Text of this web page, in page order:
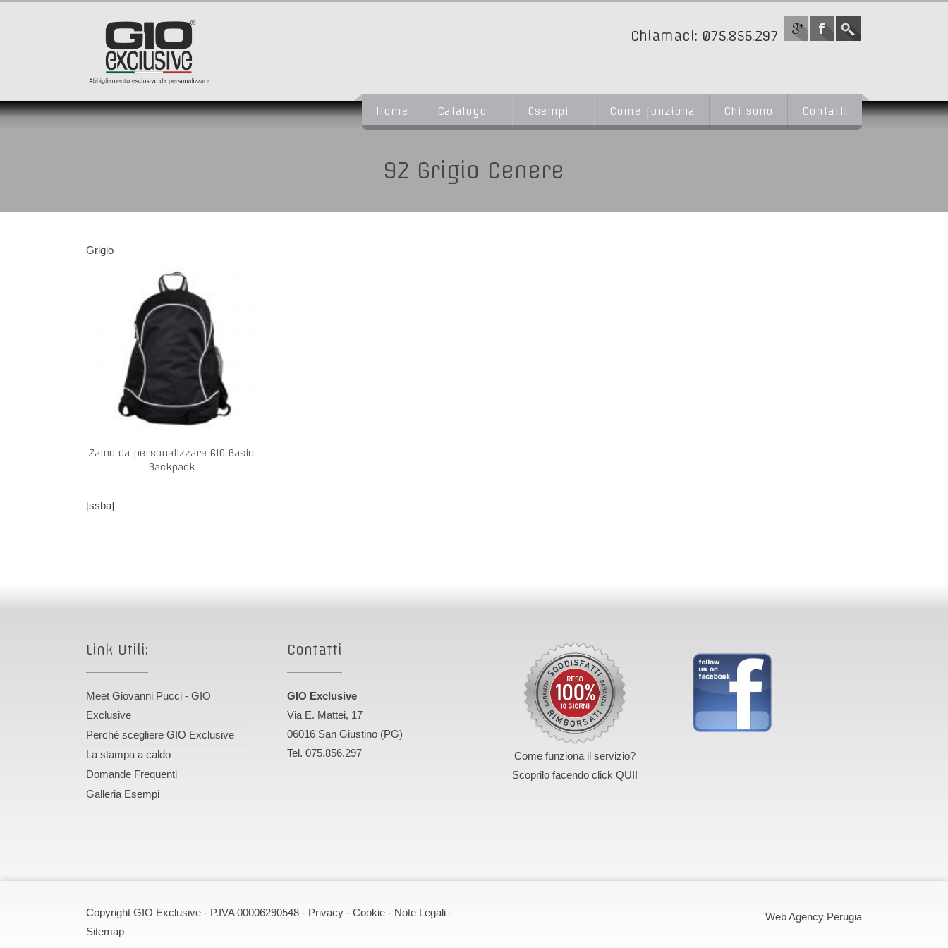
Chiamaci: 075.856.297
Home Catalogo Esempi Come funziona Chi sono Contatti
92 Grigio Cenere
Grigio
Zaino da personalizzare GIO Basic
Backpack
[ssba]
Link Utili:
Meet Giovanni Pucci - GIO
Exclusive
Perchè scegliere GIO Exclusive
La stampa a caldo
Domande Frequenti
Galleria Esempi
Contatti
GIO Exclusive
Via E. Mattei, 17
06016 San Giustino (PG)
Tel. 075.856.297
Come funziona il servizio?
Scoprilo facendo click QUI!
Copyright GIO Exclusive - P.IVA 00006290548 - Privacy - Cookie - Note Legali -
Sitemap
Web Agency Perugia